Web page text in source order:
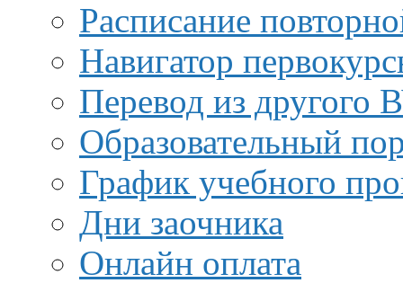
Расписание
Навигатор
Перевод из другого
Образовательный
График учебного
Дни заочника
Онлайн оплата